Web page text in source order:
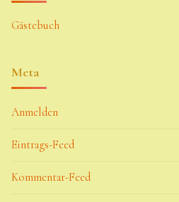
Gästebuch
Meta
Anmelden
Eintrags-Feed
Kommentar-Feed